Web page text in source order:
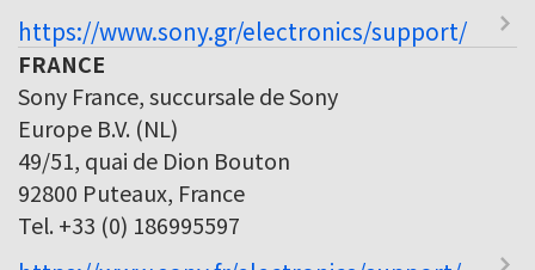
https://www.sony.gr/electronics/support/
FRANCE
Sony France, succursale de Sony
Europe B.V. (NL)
49/51, quai de Dion Bouton
92800 Puteaux, France
Tel. +33 (0) 186995597